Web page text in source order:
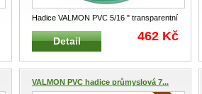
Hadice VALMON PVC 5/16 " transparentní
1122TR PVC hadice pro všeo
...
Detail 462 Kč
VALMON PVC hadice průmyslová 7...